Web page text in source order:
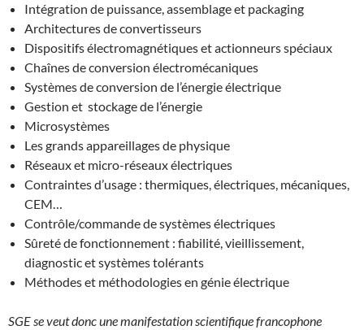
Intégration de puissance, assemblage et packaging
Architectures de convertisseurs
Dispositifs électromagnétiques et actionneurs spéciaux
Chaînes de conversion électromécaniques
Systèmes de conversion de l’énergie électrique
Gestion et stockage de l’énergie
Microsystèmes
Les grands appareillages de physique
Réseaux et micro-réseaux électriques
Contraintes d’usage : thermiques, électriques, mécaniques,
CEM…
Contrôle/commande de systèmes électriques
Sûreté de fonctionnement : fiabilité, vieillissement,
diagnostic et systèmes tolérants
Méthodes et méthodologies en génie électrique
SGE se veut donc une manifestation scientifique francophone